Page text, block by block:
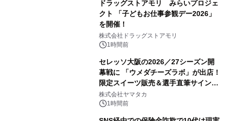
ドラッグストアモリ みらいプロジェ
クト 「子どもお仕事参観デー2026」
を開催！
株式会社ドラッグストアモリ
1時間前
セレッソ大阪の2026／27シーズン開
幕戦に 「ウメダチーズラボ」が出店！
限定スイーツ販売＆選手直筆サイング
ッズが当たる抽選会を 8月8日に開催
株式会社ヤマタカ
1時間前